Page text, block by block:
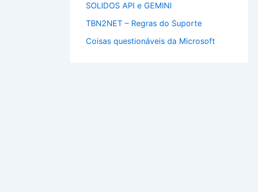
SOLIDOS API e GEMINI
TBN2NET – Regras do Suporte
Coisas questionáveis da Microsoft